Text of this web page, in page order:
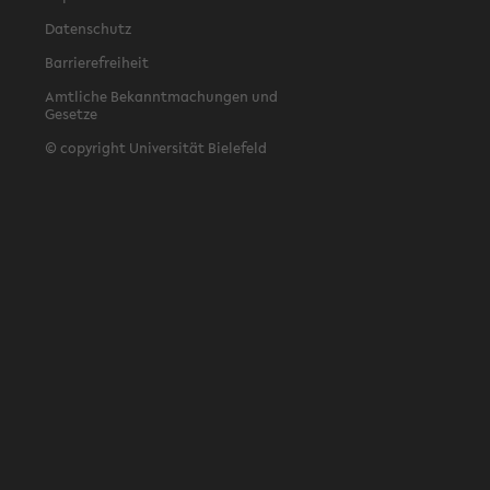
Datenschutz
Barrierefreiheit
Amtliche Bekanntmachungen und
Gesetze
© copyright Universität Bielefeld